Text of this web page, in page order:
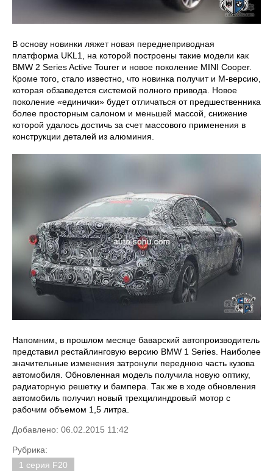
В основу новинки ляжет новая переднеприводная
платформа UKL1, на которой построены такие модели как
BMW 2 Series Active Tourer и новое поколение MINI Cooper.
Кроме того, стало известно, что новинка получит и М-версию,
которая обзаведется системой полного привода. Новое
поколение «единички» будет отличаться от предшественника
более просторным салоном и меньшей массой, снижение
которой удалось достичь за счет массового применения в
конструкции деталей из алюминия.
Напомним, в прошлом месяце баварский автопроизводитель
представил рестайлинговую версию BMW 1 Series. Наиболее
значительные изменения затронули переднюю часть кузова
автомобиля. Обновленная модель получила новую оптику,
радиаторную решетку и бампера. Так же в ходе обновления
автомобиль получил новый трехцилиндровый мотор с
рабочим объемом 1,5 литра.
Добавлено: 06.02.2015 11:42
Рубрика:
1 серия F20